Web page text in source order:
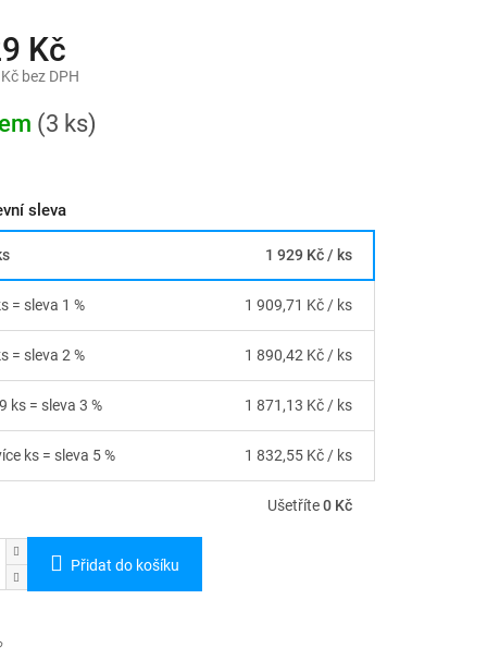
Kč
bez DPH
(3 ks)
sleva
1 929 Kč / ks
= sleva 1 % 1 909,71 Kč / ks
= sleva 2 % 1 890,42 Kč / ks
ks = sleva 3 % 1 871,13 Kč / ks
ks = sleva 5 % 1 832,55 Kč / ks
Ušetříte0 Kč
Přidat do košíku